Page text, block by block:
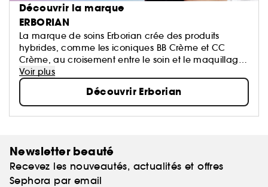
Découvrir la marque
ERBORIAN
La marque de soins Erborian crée des produits
hybrides, comme les iconiques BB Crème et CC
Crème, au croisement entre le soin et le maquillage.
Ils répondent à une volonté précise de la marque :
vous faire redécouvrir votre peau.
C’EST VOTRE PEAU, SOYEZ-EN FIER.E !
Voir plus
Découvrir Erborian
Newsletter beauté
Recevez les nouveautés, actualités et offres
Sephora par email